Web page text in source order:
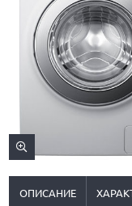
ОПИСАНИЕ